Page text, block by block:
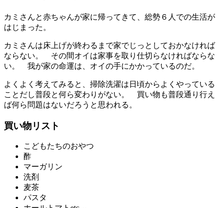
カミさんと赤ちゃんが家に帰ってきて、総勢６人での生活が
はじまった。
カミさんは床上げが終わるまで家でじっとしておかなければ
ならない。 その間オイは家事を取り仕切らなければならな
い。 我が家の命運は、オイの手にかかっているのだ。
よくよく考えてみると、掃除洗濯は日頃からよくやっている
ことだし普段と何ら変わりがない。 買い物も普段通り行え
ば何ら問題はないだろうと思われる。
買い物リスト
こどもたちのおやつ
酢
マーガリン
洗剤
麦茶
パスタ